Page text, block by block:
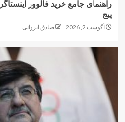
راهنمای جامع خرید فالوور
پیج
آگوست 2, 2026 صادق ایروانی